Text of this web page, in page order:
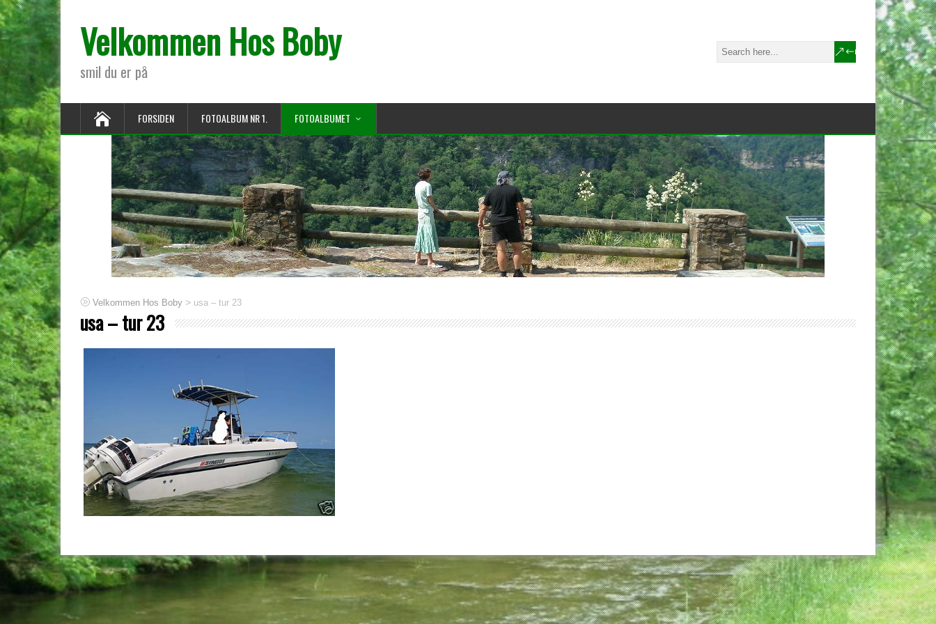
Velkommen Hos Boby
smil du er på
FORSIDEN FOTOALBUM NR 1. FOTOALBUMET
Velkommen Hos Boby > usa – tur 23
usa – tur 23